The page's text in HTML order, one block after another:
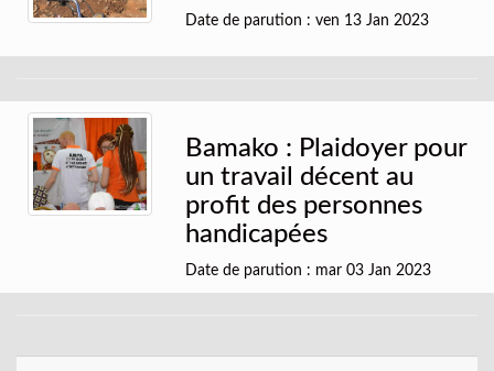
Date de parution : ven 13 Jan 2023
Bamako : Plaidoyer pour
un travail décent au
profit des personnes
handicapées
Date de parution : mar 03 Jan 2023